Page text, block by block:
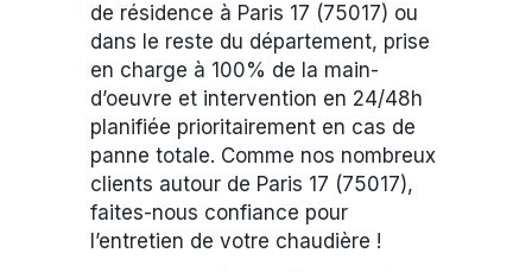
de résidence à Paris 17 (75017) ou
dans le reste du département, prise
en charge à 100% de la main-
d’oeuvre et intervention en 24/48h
planifiée prioritairement en cas de
panne totale. Comme nos nombreux
clients autour de Paris 17 (75017),
faites-nous confiance pour
l’entretien de votre chaudière !